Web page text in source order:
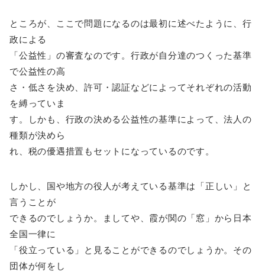
ところが、ここで問題になるのは最初に述べたように、行
政による
「公益性」の審査なのです。行政が自分達のつくった基準
で公益性の高
さ・低さを決め、許可・認証などによってそれぞれの活動
を縛っていま
す。しかも、行政の決める公益性の基準によって、法人の
種類が決めら
れ、税の優遇措置もセットになっているのです。
しかし、国や地方の役人が考えている基準は「正しい」と
言うことが
できるのでしょうか。ましてや、霞が関の「窓」から日本
全国一律に
「役立っている」と見ることができるのでしょうか。その
団体が何をし